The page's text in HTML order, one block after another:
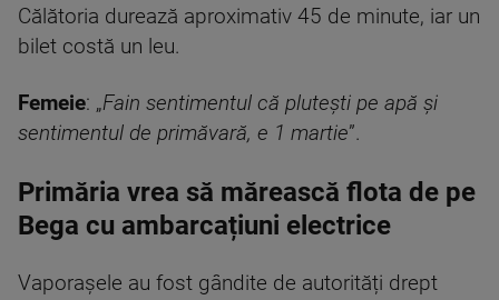
Călătoria durează aproximativ 45 de minute, iar un
bilet costă un leu.
Femeie: „Fain sentimentul că plutești pe apă și
sentimentul de primăvară, e 1 martie”.
Primăria vrea să mărească flota de pe
Bega cu ambarcațiuni electrice
Vaporașele au fost gândite de autorități drept